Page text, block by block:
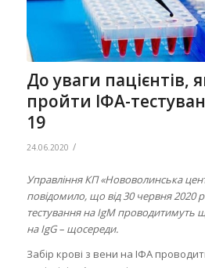
До уваги пацієнтів,
пройти ІФА-
19
24.06.2020 /
Управління КП «Нововолинська
повідомило, що від 30 червня 2020
тестування на IgM проводитимуть
на IgG – щосереди.
Забір крові з вени на ІФА